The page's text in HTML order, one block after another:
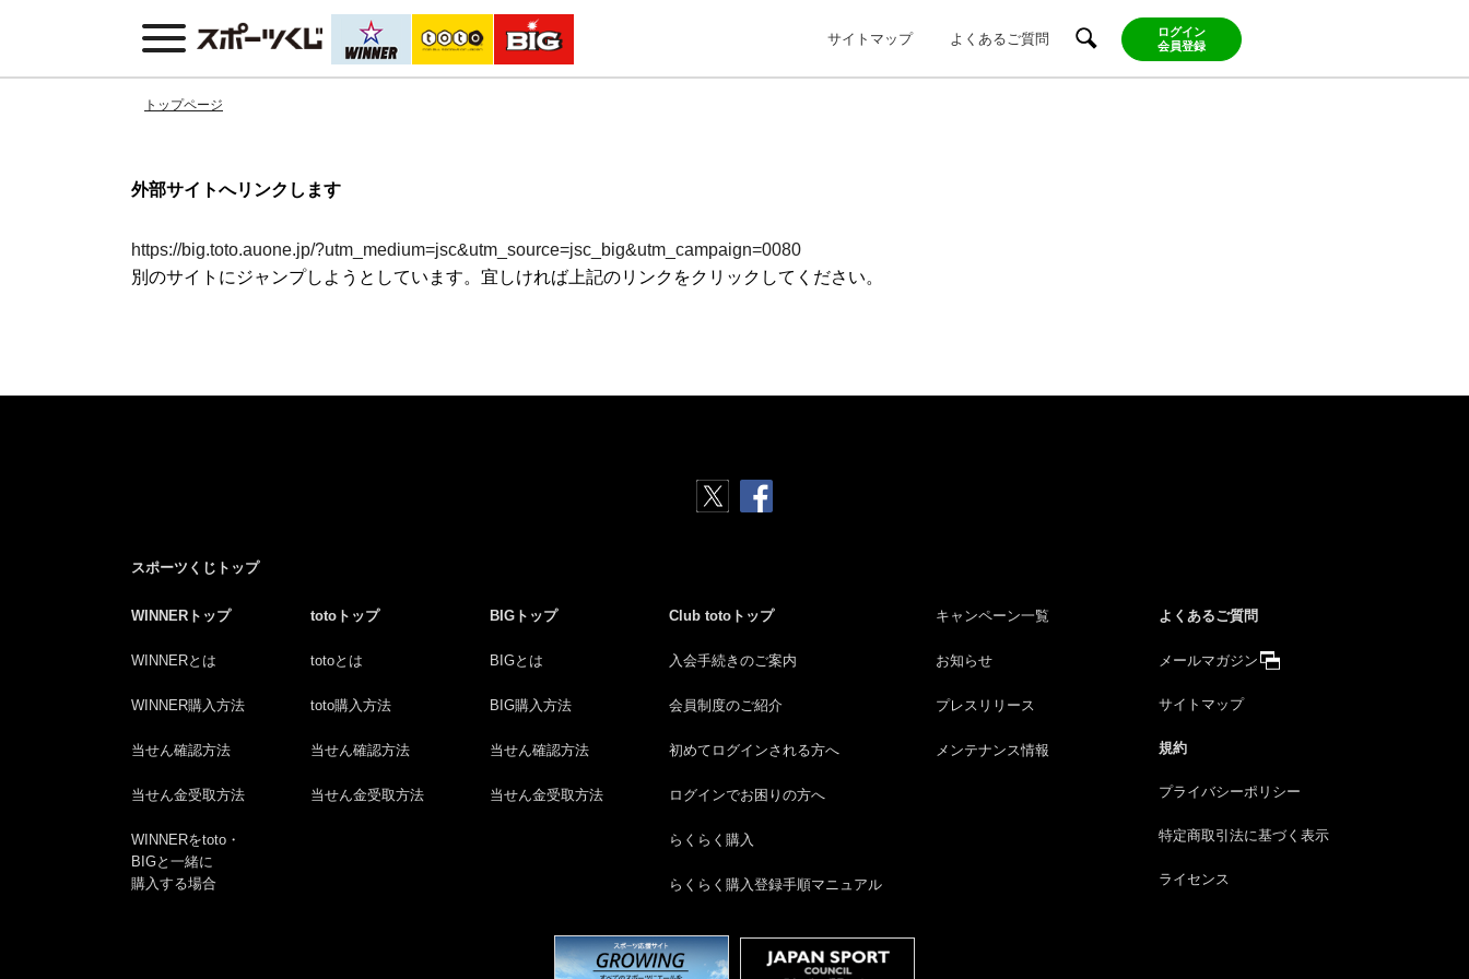
サイトマップ よくあるご質問
ログイン
会員登録
トップページ
外部サイトへリンクします
https://big.toto.auone.jp/?utm_medium=jsc&utm_source=jsc_big&utm_campaign=0080
別のサイトにジャンプしようとしています。宜しければ上記のリンクをクリックしてください。
スポーツくじトップ
WINNERトップ
WINNERとは
WINNER購入方法
当せん確認方法
当せん金受取方法
WINNERをtoto・
BIGと一緒に
購入する場合
totoトップ
totoとは
toto購入方法
当せん確認方法
当せん金受取方法
BIGトップ
BIGとは
BIG購入方法
当せん確認方法
当せん金受取方法
Club totoトップ
入会手続きのご案内
会員制度のご紹介
初めてログインされる方へ
ログインでお困りの方へ
らくらく購入
らくらく購入登録手順マニュアル
キャンペーン一覧
お知らせ
プレスリリース
メンテナンス情報
よくあるご質問
メールマガジン
サイトマップ
規約
プライバシーポリシー
特定商取引法に基づく表示
ライセンス